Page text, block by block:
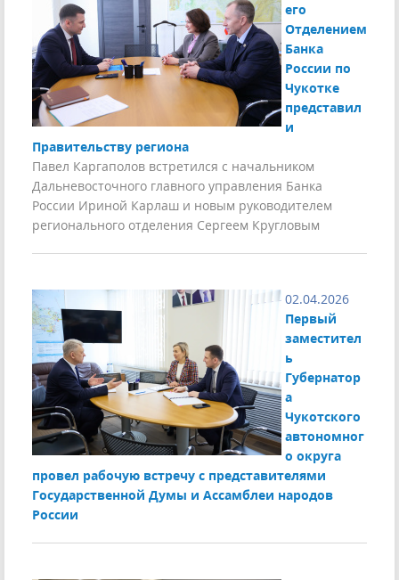
его
Отделением
Банка
России по
Чукотке
представил
и
Правительству региона
Павел Каргаполов встретился с начальником
Дальневосточного главного управления Банка
России Ириной Карлаш и новым руководителем
регионального отделения Сергеем Кругловым
02.04.2026
Первый
заместител
ь
Губернатор
а
Чукотского
автономног
о округа
провел рабочую встречу с представителями
Государственной Думы и Ассамблеи народов
России